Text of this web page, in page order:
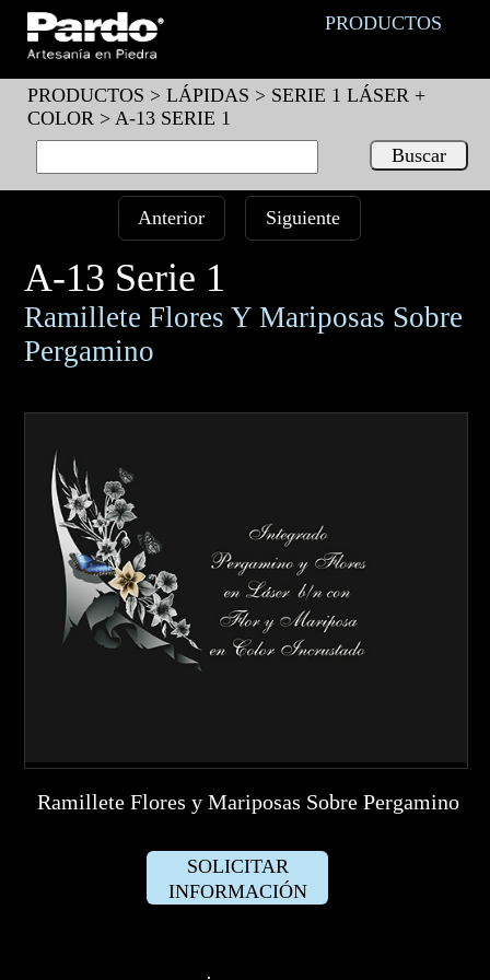
PRODUCTOS
PRODUCTOS > LÁPIDAS > SERIE 1 LÁSER +
COLOR> A-13 SERIE 1
Anterior Siguiente
A-13 Serie 1
Ramillete Flores Y Mariposas Sobre
Pergamino
Ramillete Flores y Mariposas Sobre Pergamino
SOLICITAR
INFORMACIÓN